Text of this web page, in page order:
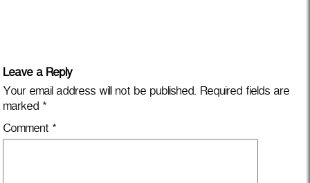
Leave a Reply
Your email address will not be published. Required fields are
marked *
Comment *